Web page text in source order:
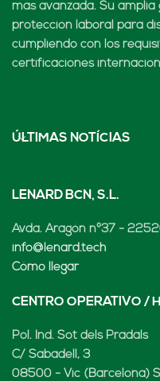
más avanzada. Su
protección laboral para
cumpliendo con los
certificaciones
ÚLTIMAS NOTÍCIAS
LENARD BCN, S.L.
Avda. Aragón nº37 -
info@lenard.tech
Cómo llegar
CENTRO OPERATIVO /
Pol. Ind. Sot dels Pradals
C/ Sabadell, 3
08500 - Vic (Barcelona)